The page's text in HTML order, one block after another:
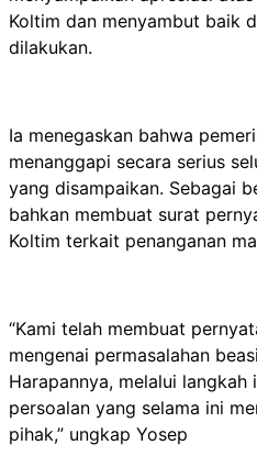
Koltim dan menyambut baik
dilakukan.
Ia menegaskan bahwa
menanggapi secara serius
yang disampaikan. Sebagai
bahkan membuat surat
Koltim terkait penanganan
“Kami telah membuat
mengenai permasalahan
Harapannya, melalui
persoalan yang selama ini
pihak,” ungkap Yosep